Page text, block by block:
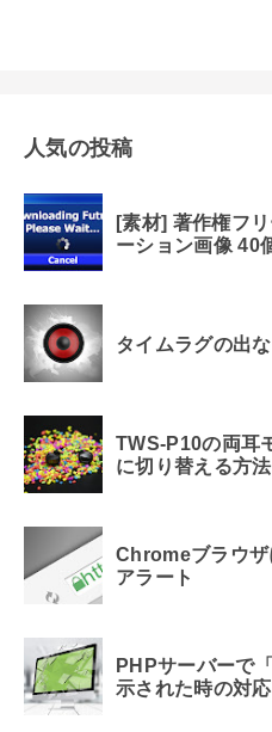
人気の投稿
[素材] 著作権フ
ーション画像 40
タイムラグの出
TWS-P10の両耳
に切り替える方法
Chromeブラウ
アラート
PHPサーバーで
示された時の対応